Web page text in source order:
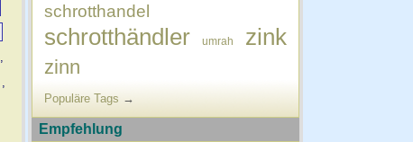
,
,
schrotthandel
schrotthändler umrah zink
zinn
Populäre Tags →
Empfehlung